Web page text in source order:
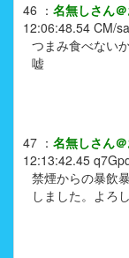
46 ： 名無しさん＠
12:06:48.54 CM/
つまみ食べない
嘘
47 ： 名無しさん＠
12:13:42.45
禁煙からの暴飲
しました。よろ